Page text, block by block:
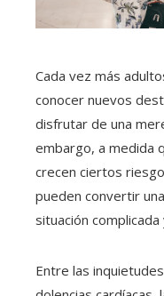
Cada vez más
conocer nuevos
disfrutar de una
embargo, a medida
crecen ciertos
pueden convertir
situación
Entre las